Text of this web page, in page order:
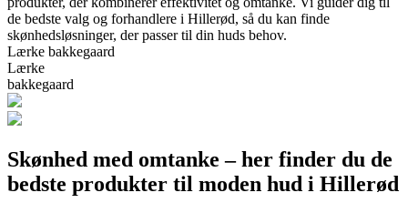
de bedste valg og forhandlere i Hillerød, så du kan finde
skønhedsløsninger, der passer til din huds behov.
Lærke bakkegaard
Lærke
bakkegaard
Skønhed med omtanke – her finder du de
bedste produkter til moden hud i Hillerød